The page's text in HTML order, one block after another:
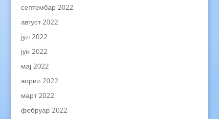
септембар 2022
август 2022
јул 2022
јун 2022
мај 2022
април 2022
март 2022
фебруар 2022